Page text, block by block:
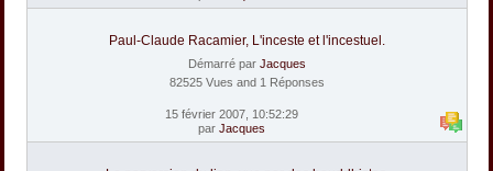
Paul-Claude Racamier, L'inceste et l'incestuel.
Démarré par Jacques
82525 Vues and 1 Réponses
15 février 2007, 10:52:29
par Jacques